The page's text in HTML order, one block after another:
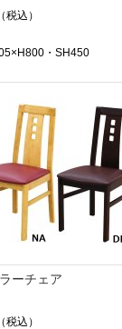
（税込）
・SH450
ーチェア
（税込）